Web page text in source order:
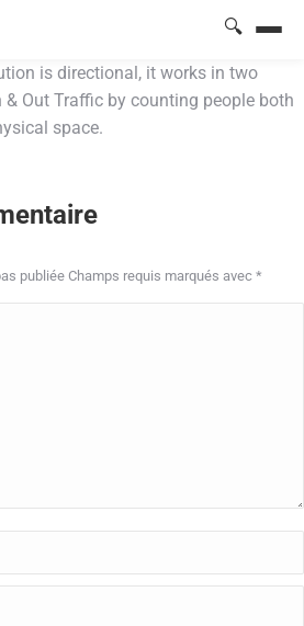
🔍
is directional, it works in two
Out Traffic by counting people both
space.
publiée Champs requis marqués avec *